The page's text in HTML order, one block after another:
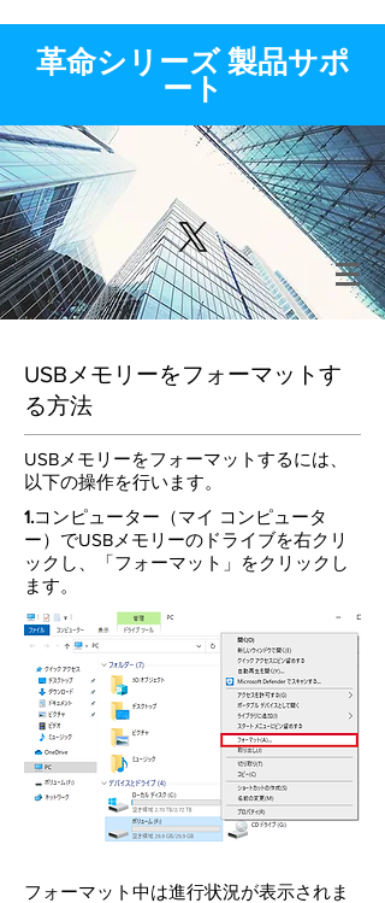
​革命シリーズ 製品サポ
ート
USBメモリーをフォーマットす
る方法
USBメモリーをフォーマットするには、
以下の操作を行います。
​1.コンピューター（マイ コンピュータ
ー）でUSBメモリーのドライブを右クリ
ックし、「フォーマット」をクリックし
ます。
​フォーマット中は進行状況が表示されま